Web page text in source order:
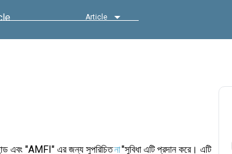
Article
এবং "AMFI" এর জন্য সুপরিচিতনা"সুবিধা এটি প্রদান করে। এটি